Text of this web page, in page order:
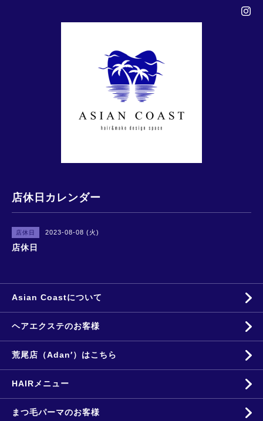
店休日カレンダー
店休日 2023-08-08 (火)
店休日
Asian Coastについて
ヘアエクステのお客様
荒尾店（Adan′）はこちら
HAIRメニュー
まつ毛パーマのお客様